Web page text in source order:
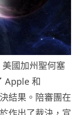
國加州聖何塞
Apple 和
結果。陪審團在